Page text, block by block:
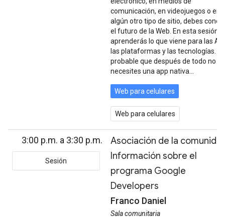
comunicación, en videojuegos o en
algún otro tipo de sitio, debes
el futuro de la Web. En esta sesión,
aprenderás lo que viene para las
las plataformas y las tecnologías. Es
probable que después de todo no
necesites una app nativa...
Web para celulares
Web para celulares
3:00 p.m. a 3:30 p.m.
Sesión
Asociación de la
Información sobre el
programa Google
Developers
Franco Daniel
Sala comunitaria